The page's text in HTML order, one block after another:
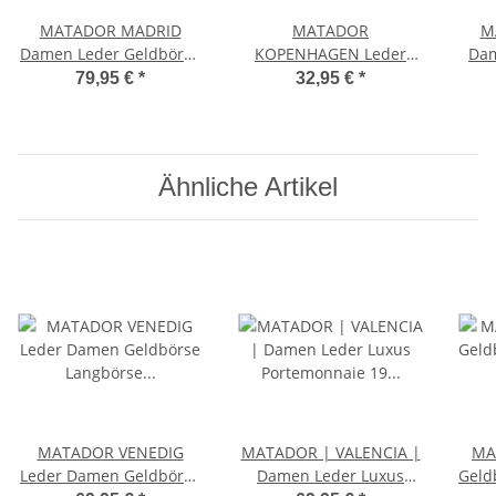
MATADOR MADRID
Damen Leder Geldbörse
Langbörse Vintage
79,95 € *
MATADOR
KOPENHAGEN Leder
Auto-Motorrad-
32,95 € *
Ähnliche Artikel
MATADOR VENEDIG
Leder Damen Geldbörse
MATADOR | VALENCIA |
Damen Leder Luxus